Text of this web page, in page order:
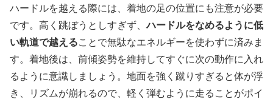
ハードルを越える際には、着地の足の位置にも注意が必要
です。高く跳ぼうとしすぎず、ハードルをなめるように低
い軌道で越えることで無駄なエネルギーを使わずに済みま
す。着地後は、前傾姿勢を維持してすぐに次の動作に入れ
るように意識しましょう。地面を強く蹴りすぎると体が浮
き、リズムが崩れるので、軽く弾むように走ることがポイ